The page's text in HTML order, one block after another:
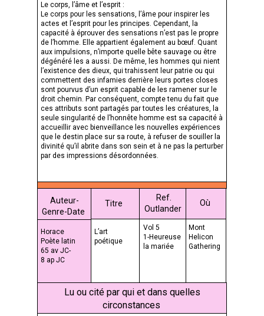
Le corps, l’âme et l’esprit :
Le corps pour les sensations, l’âme pour inspirer les
actes et l’esprit pour les principes. Cependant, la
capacité à éprouver des sensations n’est pas le propre
de l’homme. Elle appartient également au bœuf. Quant
aux impulsions, n’importe quelle bête sauvage ou être
dégénéré les a aussi. De même, les hommes qui nient
l’existence des dieux, qui trahissent leur patrie ou qui
commettent des infamies derrière leurs portes closes
sont pourvus d’un esprit capable de les ramener sur le
droit chemin. Par conséquent, compte tenu du fait que
ces attributs sont partagés par toutes les créatures, la
seule singularité de l’honnête homme est sa capacité à
accueillir avec bienveillance les nouvelles expériences
que le destin place sur sa route, à refuser de souiller la
divinité qu’il abrite dans son sein et à ne pas la perturber
par des impressions désordonnées.
Horace
Poète latin
65 av JC-
8 ap JC
Auteur-
Genre-Date
Titre
L’art
poétique
Mont
Helicon
Gathering
Où
Ref.
Outlander
Vol 5
1-Heureuse
la mariée
Lu ou cité par qui et dans quelles
circonstances